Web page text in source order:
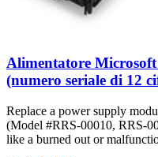
Alimentatore
(numero seriale di 12
Replace a power supply
(Model #RRS-00010, RRS-
like a burned out or